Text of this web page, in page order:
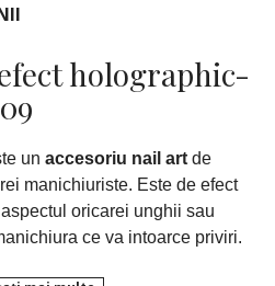
holographic-
un accesoriu nail art de
manichiuriste. Este de efect
oricarei unghii sau
ce va intoarce priviri.